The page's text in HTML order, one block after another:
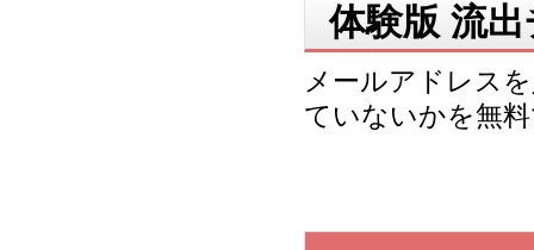
体験版 流
メールアドレス
ていないかを無